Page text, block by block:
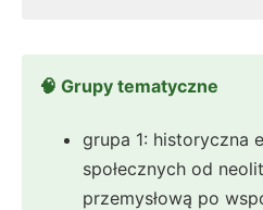
🧠 Grupy tematyczne
grupa 1: historyczna
społecznych od
przemysłową po